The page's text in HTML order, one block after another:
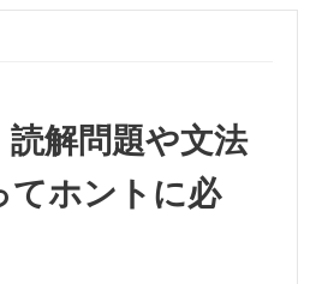
読解問題や文法
てホントに必